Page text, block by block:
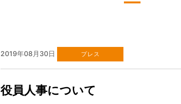
2019年08月30日 プレス
役員人事について